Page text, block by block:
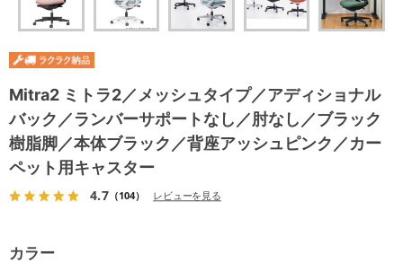
Mitra2 ミトラ2／メッシュタイプ／アディショナル
バック／ランバーサポートなし／肘なし／ブラック
樹脂脚／本体ブラック／背座アッシュピンク／カー
ペット用キャスター
4.7（104） レビューを見る
カラー